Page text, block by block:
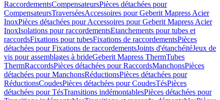
RaccordementsCompensateursPièces détachées pour
CompensateursTraverséesAccessoires pour Geberit Mapress Acier
InoxPièces détachées pour Accessoires pour Geberit Mapress Acier
InoxIsolations pour raccordementsEtanchements pour tubes et
raccordsFixations pour tubesFixations de raccordementsPièces
détachées pour Fixations de raccordementsJoints d'étanchéitéJeux de
vis pour assemblages à brideGeberit Mapress ThermTubes
ThermRaccordsPièces détachées pour RaccordsManchonsPièces
détachées pour ManchonsRéductionsPièces détachées pour
RéductionsCoudesPièces détachées pour CoudesTésPièces
détachées pour TésTransitions indémontablesPièces détachées pour